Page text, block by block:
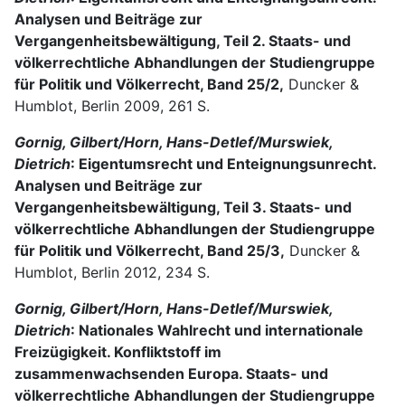
Analysen und Beiträge zur
Vergangenheitsbewältigung, Teil 2. Staats- und
völkerrechtliche Abhandlungen der Studiengruppe
für Politik und Völkerrecht, Band 25/2, Duncker &
Humblot, Berlin 2009, 261 S.
Gornig, Gilbert/Horn, Hans-Detlef/Murswiek,
Dietrich: Eigentumsrecht und Enteignungsunrecht.
Analysen und Beiträge zur
Vergangenheitsbewältigung, Teil 3. Staats- und
völkerrechtliche Abhandlungen der Studiengruppe
für Politik und Völkerrecht, Band 25/3, Duncker &
Humblot, Berlin 2012, 234 S.
Gornig, Gilbert/Horn, Hans-Detlef/Murswiek,
Dietrich: Nationales Wahlrecht und internationale
Freizügigkeit. Konfliktstoff im
zusammenwachsenden Europa. Staats- und
völkerrechtliche Abhandlungen der Studiengruppe